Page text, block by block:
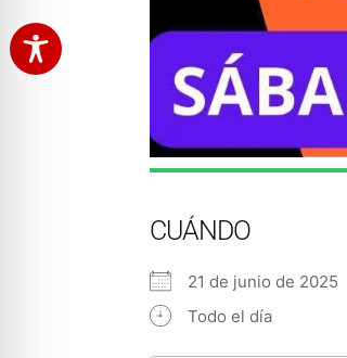
CUÁNDO
21 de junio de 2025
Todo el día